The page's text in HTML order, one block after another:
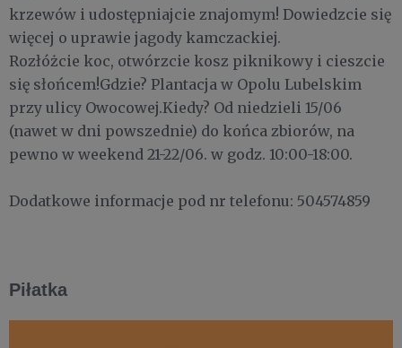
krzewów i udostępniajcie znajomym! Dowiedzcie się
więcej o uprawie jagody kamczackiej.
Rozłóżcie koc, otwórzcie kosz piknikowy i cieszcie
się słońcem!Gdzie? Plantacja w Opolu Lubelskim
przy ulicy Owocowej.Kiedy? Od niedzieli 15/06
(nawet w dni powszednie) do końca zbiorów, na
pewno w weekend 21-22/06. w godz. 10:00-18:00.
Dodatkowe informacje pod nr telefonu: 504574859
Piłatka